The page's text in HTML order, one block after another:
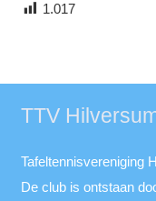
1.017
TTV
Tafeltennisvereniging
De club is ontstaan